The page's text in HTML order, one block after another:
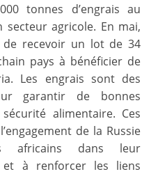
tonnes d’engrais au
agricole. En mai,
de recevoir un lot de 34
pays à bénéficier de
Les engrais sont des
garantir de bonnes
alimentaire. Ces
de la Russie
africains dans leur
et à renforcer les liens